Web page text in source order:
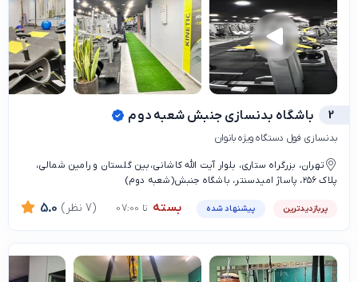
2 باشگاه بدنسازی جنبش شعبه دوم
بدنسازی فول دستگاه ویژه بانوان
تهران، بزرگراه ستاری، بلوار آیت الله کاشانی،بین گلستان و رامین شمالی،
پلاک ۲۵۶، پاساژ امیدسنتر، باشگاه جنبش(شعبه دوم)
پربازدیدترین پیشنهاد شده بسته تا 07:00 5.0 (7 نظر)